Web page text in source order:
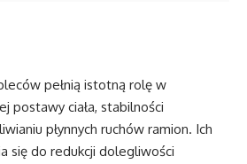
pełnią istotną rolę w
postawy ciała, stabilności
płynnych ruchów ramion. Ich
się do redukcji dolegliwości